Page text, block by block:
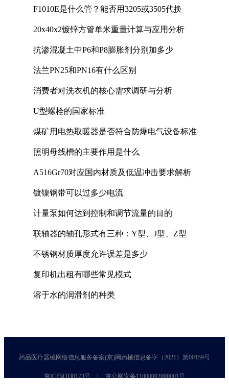
F1010E是什么管？能否用3205或3505代换
20x40x2镀锌方管单米重量计算与应用分析
抗渗混凝土中P6和P8膨胀剂分别加多少
法兰PN25和PN16有什么区别
消费者对洗衣机的核心需求调研与分析
U型螺栓的国家标准
煤矿用电热取暖器是否符合防爆电气设备标准
照明母线槽的主要作用是什么
A516Gr70对应国内材质及低温冲击要求解析
镀镍钢带可以过多少电流
计量泵如何达到控制和调节流量的目的
联轴器的轴孔形式有三种：Y型、J型、Z型
不锈钢材质厚度允许误差是多少
复印机出租有哪些常见模式
溶于水的润滑剂的种类
药品医疗器械网络信息服务备案(京)网药械信息备字（2021）第00159号
京ICP证030173号 京公网安备11000002000001号